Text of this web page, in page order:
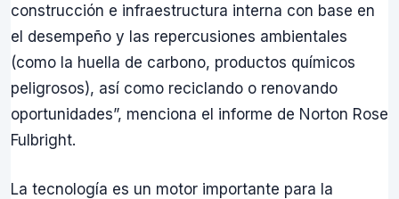
construcción e infraestructura interna con base en
el desempeño y las repercusiones ambientales
(como la huella de carbono, productos químicos
peligrosos), así como reciclando o renovando
oportunidades”, menciona el informe de Norton Rose
Fulbright.
La tecnología es un motor importante para la